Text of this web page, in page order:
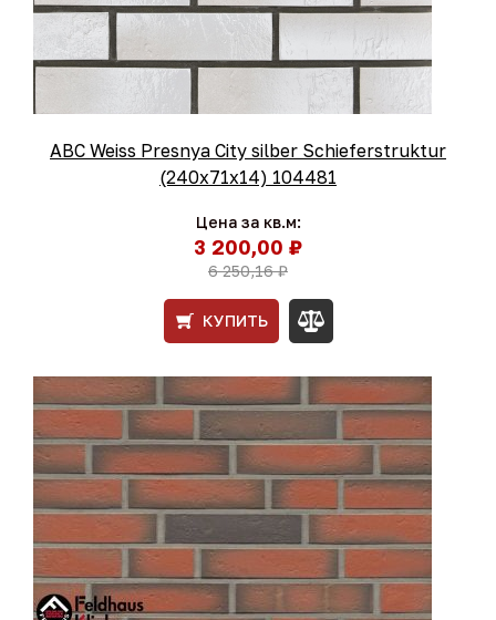
ABC Weiss Presnya City silber Schieferstruktur
(240x71x14) 104481
Цена за кв.м:
3 200,00 ₽
6 250,16 ₽
КУПИТЬ